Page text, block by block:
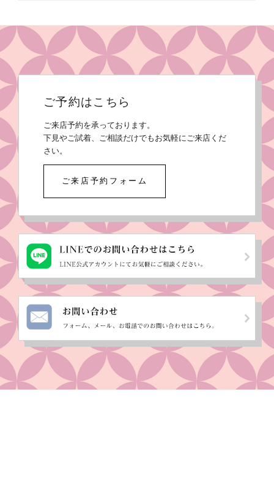
ご予約はこちら
ご来店予約を承っております。
下見やご試着、ご相談だけでもお気軽にご来店くだ
さい。
ご来店予約フォーム